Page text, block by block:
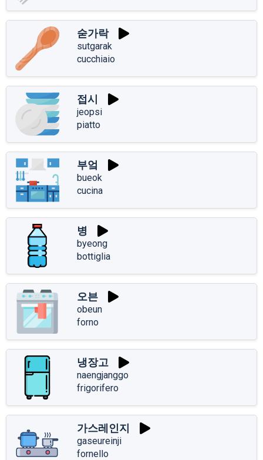
숟가락
sutgarak
cucchiaio
접시
jeopsi
piatto
부엌
bueok
cucina
병
byeong
bottiglia
오븐
obeun
forno
냉장고
naengjanggo
frigorifero
가스레인지
gaseureinji
fornello